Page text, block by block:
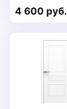
4 600 руб.